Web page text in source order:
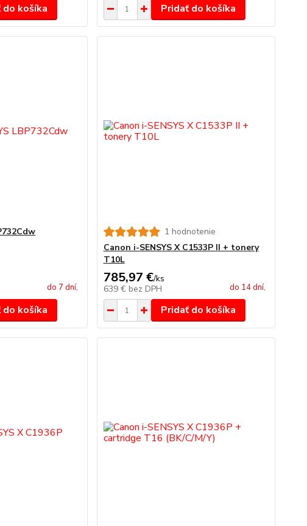
do košíka Pridať do košíka
do 7 dní,
do košíka
1 hodnotenie
Canon i-SENSYS X C1533P II + tonery
T10L
785,97 €/ks
639 € bez DPH do 14 dní,
Pridať do košíka